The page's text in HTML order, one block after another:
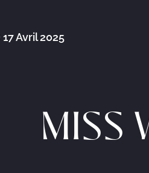
Avril 2025
MISS